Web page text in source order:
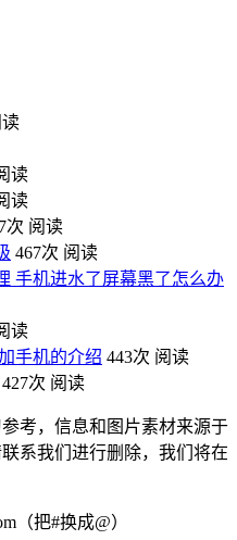
读
读
次 阅读
467次 阅读
手机进水了屏幕黑了怎么办
读
手机的介绍 443次 阅读
427次 阅读
考，信息和图片素材来源于
系我们进行删除，我们将在
（把#换成@）